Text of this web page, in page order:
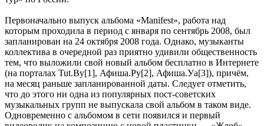
Первоначально выпуск альбома «Manifest», работа над
которым проходила в период с января по сентябрь 2008, был
запланирован на 24 октября 2008 года. Однако, музыканты
коллектива в очередной раз приятно удивили общественность
тем, что выложили свой новый альбом бесплатно в Интернете
(на порталах Tut.By[1], Афиша.Ру[2], Афиша.Уа[3]), причём,
на месяц раньше запланированной даты. Следует отметить,
что до этого ни одна из популярных пост-советских
музыкальных групп не выпускала свой альбом в таком виде.
Одновременно с альбомом в сети появился и первый